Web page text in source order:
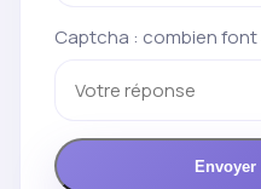
Captcha : combien font
Envoyer